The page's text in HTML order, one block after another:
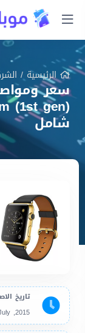
الرئيسية/
شامل
تاريخ
2015, July